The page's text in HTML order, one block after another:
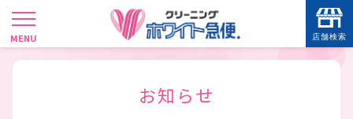
店舗検索
SHOP SEARCH
お知らせ